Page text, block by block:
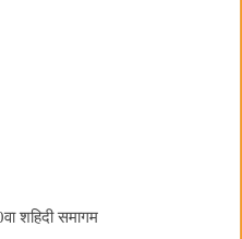
शहिदी समागम